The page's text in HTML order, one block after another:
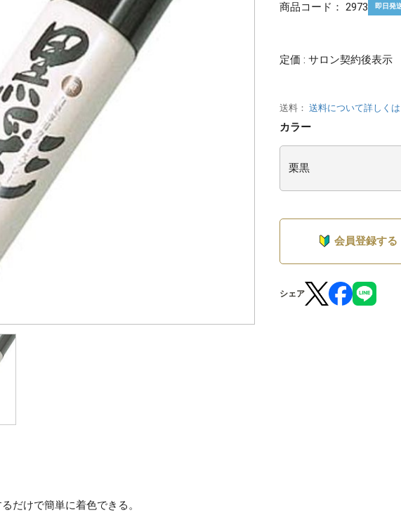
商品コード： 2973 即日発
定価 : サロン契約後表示
送料： 送料について詳しく
カラー
会員登録する
シェア
だけで簡単に着色できる。